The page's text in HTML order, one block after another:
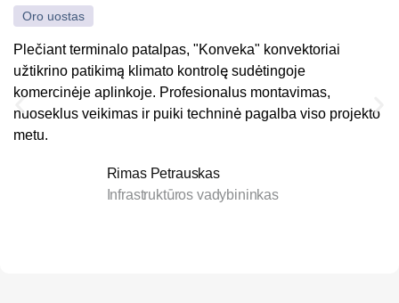
Oro uostas
Plečiant terminalo patalpas, "Konveka" konvektoriai
užtikrino patikimą klimato kontrolę sudėtingoje
komercinėje aplinkoje. Profesionalus montavimas,
nuoseklus veikimas ir puiki techninė pagalba viso projekto
metu.
Rimas Petrauskas
Infrastruktūros vadybininkas